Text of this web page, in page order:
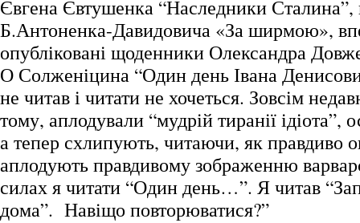
Євгена Євтушенка “Наследники Сталина”,
Б.Антоненка-Давидовича «За ширмою»,
опубліковані щоденники Олександра
О Солженіцина “Один день Івана
не читав і читати не хочеться. Зовсім
тому, аплодували “мудрій тиранії ідіота”,
а тепер схлипують, читаючи, як правдиво
аплодують правдивому зображенню
силах я читати “Один день…”. Я читав
дома”. Навіщо повторюватися?”